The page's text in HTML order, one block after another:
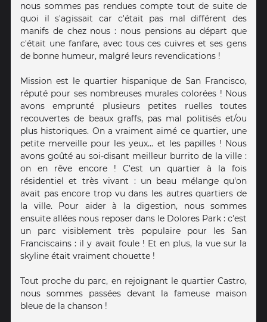
nous sommes pas rendues compte tout de suite de
quoi il s'agissait car c'était pas mal différent des
manifs de chez nous : nous pensions au départ que
c'était une fanfare, avec tous ces cuivres et ses gens
de bonne humeur, malgré leurs revendications !
Mission est le quartier hispanique de San Francisco,
réputé pour ses nombreuses murales colorées ! Nous
avons emprunté plusieurs petites ruelles toutes
recouvertes de beaux graffs, pas mal politisés et/ou
plus historiques. On a vraiment aimé ce quartier, une
petite merveille pour les yeux... et les papilles ! Nous
avons goûté au soi-disant meilleur burrito de la ville :
on en rêve encore ! C'est un quartier à la fois
résidentiel et très vivant : un beau mélange qu'on
avait pas encore trop vu dans les autres quartiers de
la ville. Pour aider à la digestion, nous sommes
ensuite allées nous reposer dans le Dolores Park : c'est
un parc visiblement très populaire pour les San
Franciscains : il y avait foule ! Et en plus, la vue sur la
skyline était vraiment chouette !
Tout proche du parc, en rejoignant le quartier Castro,
nous sommes passées devant la fameuse maison
bleue de la chanson !